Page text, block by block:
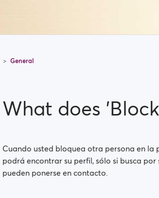
General
What does
Cuando usted bloquea otra persona en la
podrá encontrar su perfil, sólo si busca
pueden ponerse en contacto.